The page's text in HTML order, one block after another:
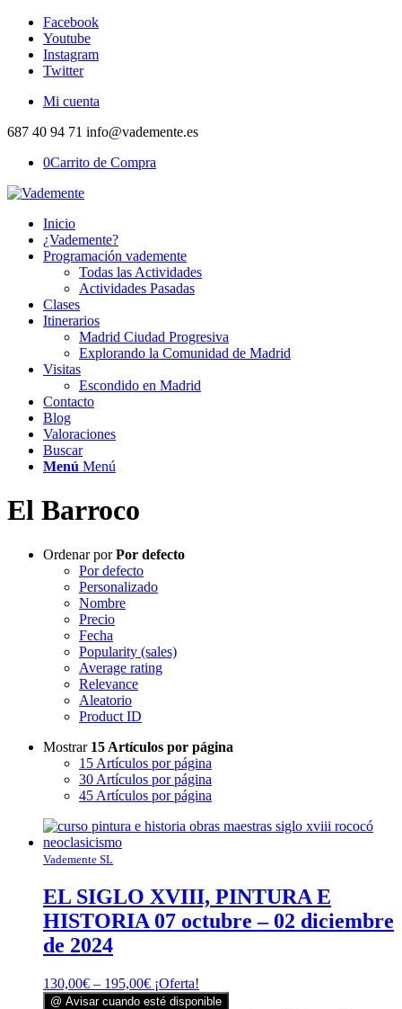
Facebook
Youtube
Instagram
Twitter
Mi cuenta
687 40 94 71 info@vademente.es
0Carrito de Compra
Inicio
¿Vademente?
Programación vademente
Todas las Actividades
Actividades Pasadas
Clases
Itinerarios
Madrid Ciudad Progresiva
Explorando la Comunidad de Madrid
Visitas
Escondido en Madrid
Contacto
Blog
Valoraciones
Buscar
Menú Menú
El Barroco
Ordenar porPor defecto
Por defecto
Personalizado
Nombre
Precio
Fecha
Popularity (sales)
Average rating
Relevance
Aleatorio
Product ID
Mostrar 15 Artículos por página
15 Artículos por página
30 Artículos por página
45 Artículos por página
Vademente SL
EL SIGLO XVIII, PINTURA E
HISTORIA 07 octubre – 02 diciembre
de 2024
130,00€ – 195,00€ ¡Oferta!
@ Avisar cuando esté disponible